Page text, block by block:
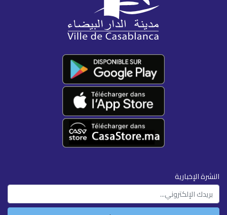
النشرة الإخبارية